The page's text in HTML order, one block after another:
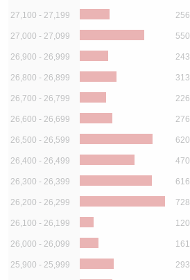
27,100 - 27,199 256
27,000 - 27,099 550
26,900 - 26,999 243
26,800 - 26,899 313
26,700 - 26,799 226
26,600 - 26,699 276
26,500 - 26,599 620
26,400 - 26,499 470
26,300 - 26,399 616
26,200 - 26,299 728
26,100 - 26,199 120
26,000 - 26,099 161
25,900 - 25,999 293
牛熊證文件及公告 (瑞信)